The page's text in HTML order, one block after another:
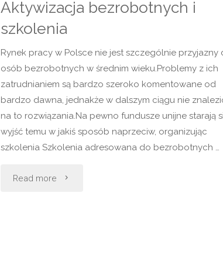
Aktywizacja bezrobotnych i
szkolenia
Rynek pracy w Polsce nie jest szczególnie przyjazny
osób bezrobotnych w średnim wieku.Problemy z ich
zatrudnianiem są bardzo szeroko komentowane od
bardzo dawna, jednakże w dalszym ciągu nie
na to rozwiązania.Na pewno fundusze unijne starają
wyjść temu w jakiś sposób naprzeciw, organizując
szkolenia Szkolenia adresowana do bezrobotnych …
Read more "Aktywizacja